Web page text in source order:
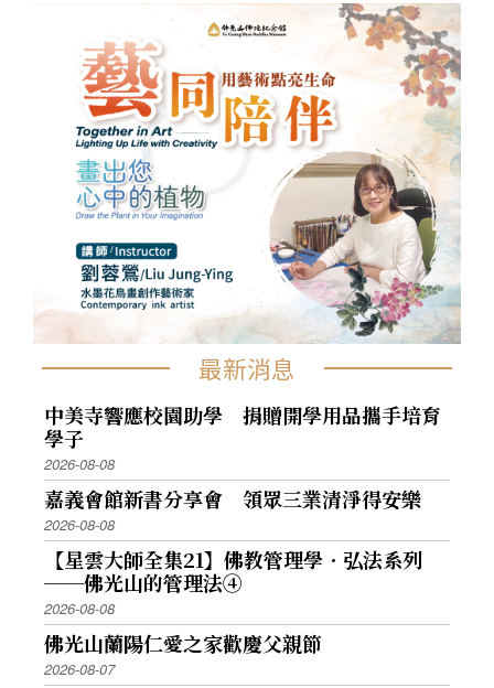
最新消息
中美寺響應校園助學 捐贈開學用品攜手培育
學子
2026-08-08
嘉義會館新書分享會 領眾三業清淨得安樂
2026-08-08
【星雲大師全集21】佛教管理學．弘法系列
──佛光山的管理法④
2026-08-08
佛光山蘭陽仁愛之家歡慶父親節
2026-08-07